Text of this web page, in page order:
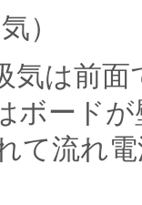
）
気は前
ボード
て流れ